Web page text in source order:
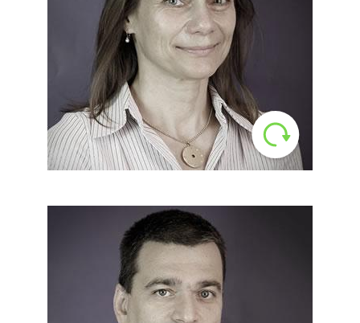
pszichológus
Az SHL Hungary Kft. egyik alapítója,
és az SHL képzések lelkes oktatója
és szupervisora.
LinkedIn
Klein Balázs
Tanácsadó, pszichológus,
jogász